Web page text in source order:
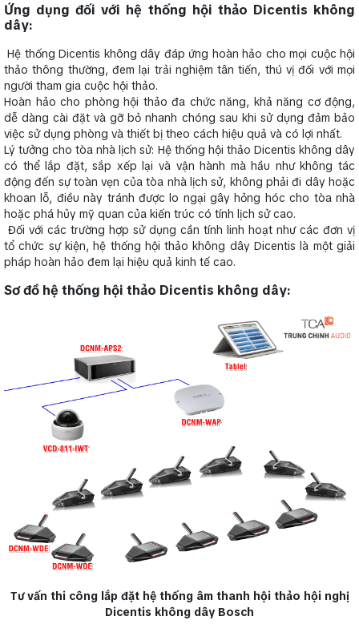
Ứng dụng đối với hệ thống hội thảo Dicentis không
dây:
Hệ thống Dicentis không dây đáp ứng hoàn hảo cho mọi cuộc hội
thảo thông thường, đem lại trải nghiệm tân tiến, thú vị đối với mọi
người tham gia cuộc hội thảo.
Hoàn hảo cho phòng hội thảo đa chức năng, khả năng cơ động,
dễ dàng cài đặt và gỡ bỏ nhanh chóng sau khi sử dụng đảm bảo
việc sử dụng phòng và thiết bị theo cách hiệu quả và có lợi nhất.
Lý tưởng cho tòa nhà lịch sử: Hệ thống hội thảo Dicentis không dây
có thể lắp đặt, sắp xếp lại và vận hành mà hầu như không tác
động đến sự toàn vẹn của tòa nhà lịch sử, không phải đi dây hoặc
khoan lỗ, điều này tránh được lo ngại gây hỏng hóc cho tòa nhà
hoặc phá hủy mỹ quan của kiến trúc có tính lịch sử cao.
Đối với các trường hợp sử dụng cần tính linh hoạt như các đơn vị
tổ chức sự kiện, hệ thống hội thảo không dây Dicentis là một giải
pháp hoàn hảo đem lại hiệu quả kinh tế cao.
Sơ đồ hệ thống hội thảo Dicentis không dây:
Tư vấn thi công lắp đặt hệ thống âm thanh hội thảo hội nghị
Dicentis không dây Bosch